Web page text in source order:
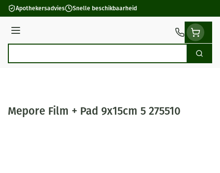
Ga naar de inhoud
Apothekersadvies Snelle beschikbaarheid
Menu
Zoek
Mepore Film + Pad 9x15cm 5 275510